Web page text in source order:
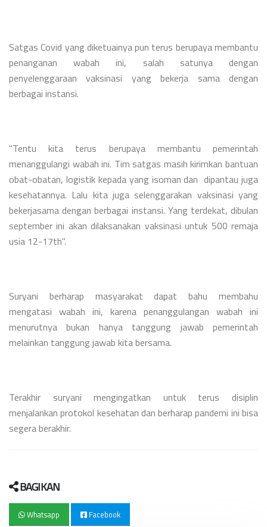
Satgas Covid yang diketuainya pun terus berupaya membantu
penanganan wabah ini, salah satunya dengan
penyelenggaraan vaksinasi yang bekerja sama dengan
berbagai instansi.
"Tentu kita terus berupaya membantu pemerintah
menanggulangi wabah ini. Tim satgas masih kirimkan bantuan
obat-obatan, logistik kepada yang isoman dan dipantau juga
kesehatannya. Lalu kita juga selenggarakan vaksinasi yang
bekerjasama dengan berbagai instansi. Yang terdekat, dibulan
september ini akan dilaksanakan vaksinasi untuk 500 remaja
usia 12-17th".
Suryani berharap masyarakat dapat bahu membahu
mengatasi wabah ini, karena penanggulangan wabah ini
menurutnya bukan hanya tanggung jawab pemerintah
melainkan tanggung jawab kita bersama.
Terakhir suryani mengingatkan untuk terus disiplin
menjalankan protokol kesehatan dan berharap pandemi ini bisa
segera berakhir.
BAGIKAN
Whatsapp Facebook